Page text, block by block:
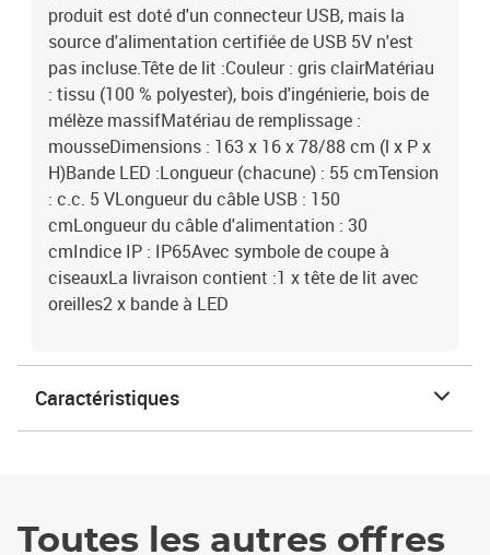
produit est doté d'un connecteur USB, mais la
source d'alimentation certifiée de USB 5V n'est
pas incluse.Tête de lit :Couleur : gris clairMatériau
: tissu (100 % polyester), bois d'ingénierie, bois de
mélèze massifMatériau de remplissage :
mousseDimensions : 163 x 16 x 78/88 cm (l x P x
H)Bande LED :Longueur (chacune) : 55 cmTension
: c.c. 5 VLongueur du câble USB : 150
cmLongueur du câble d'alimentation : 30
cmIndice IP : IP65Avec symbole de coupe à
ciseauxLa livraison contient :1 x tête de lit avec
oreilles2 x bande à LED
Caractéristiques
Toutes les autres offres